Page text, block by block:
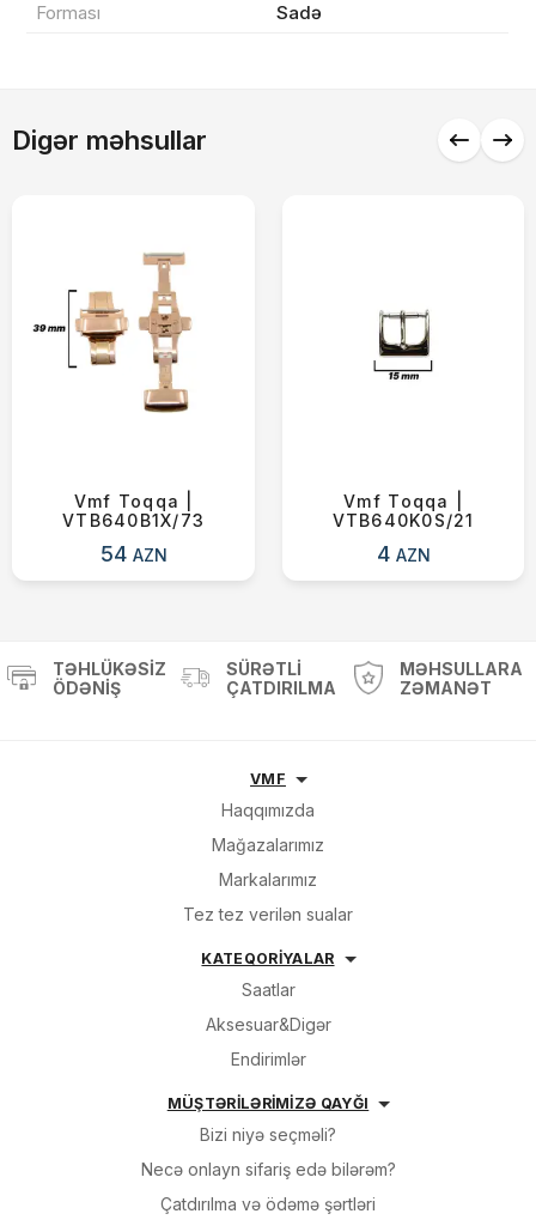
Forması
Sadə
Digər məhsullar
Vmf Toqqa |
VTB640B1X/73
54 AZN
Vmf Toqqa |
VTB640K0S/21
4 AZN
Çatdırılma 0 ₼
Alış-verişə davam et
TƏHLÜKƏSIZ
ÖDƏNIŞ
SÜRƏTLI
ÇATDIRILMA
MƏHSULLARA
ZƏMANƏT
VMF
Haqqımızda
Mağazalarımız
Markalarımız
Tez tez verilən sualar
KATEQORİYALAR
Saatlar
Aksesuar&Digər
Endirimlər
MÜŞTƏRİLƏRİMİZƏ QAYĞI
Bizi niyə seçməli?
Necə onlayn sifariş edə bilərəm?
Çatdırılma və ödəmə şərtləri